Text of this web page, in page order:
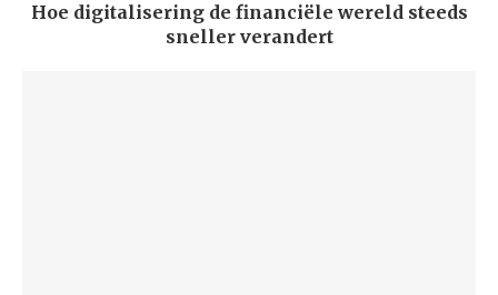
Hoe digitalisering de financiële wereld steeds
sneller verandert